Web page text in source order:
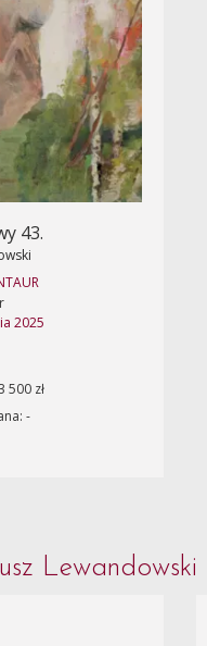
43.
2025
500 zł
-
Lewandowski